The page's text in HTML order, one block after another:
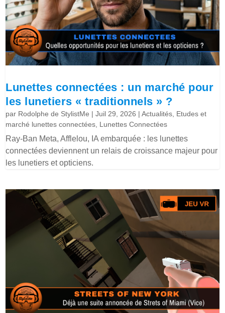
Lunettes connectées : un marché pour
les lunetiers « traditionnels » ?
par Rodolphe de StylistMe |Juil 29, 2026 |Actualités Etudes et
marché lunettes connectées Lunettes Connectées
Ray-Ban Meta, Afflelou, IA embarquée : les lunettes
connectées deviennent un relais de croissance majeur pour
les lunetiers et opticiens.